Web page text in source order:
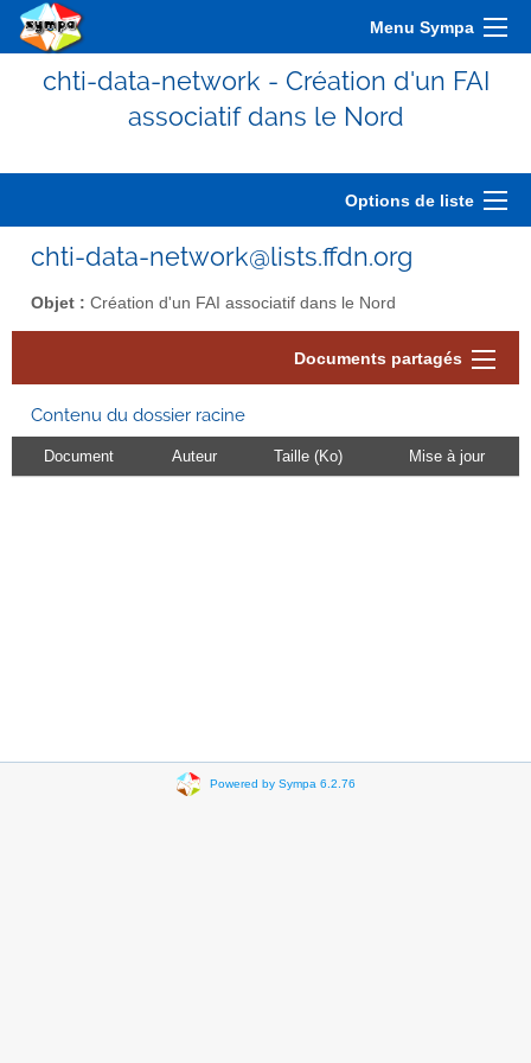
Menu Sympa
chti-data-network - Création d'un FAI
associatif dans le Nord
Options de liste
chti-data-network@lists.ffdn.org
Objet : Création d'un FAI associatif dans le Nord
Documents partagés
Contenu du dossier racine
Document Auteur Taille (Ko) Mise à jour
Powered by Sympa 6.2.76